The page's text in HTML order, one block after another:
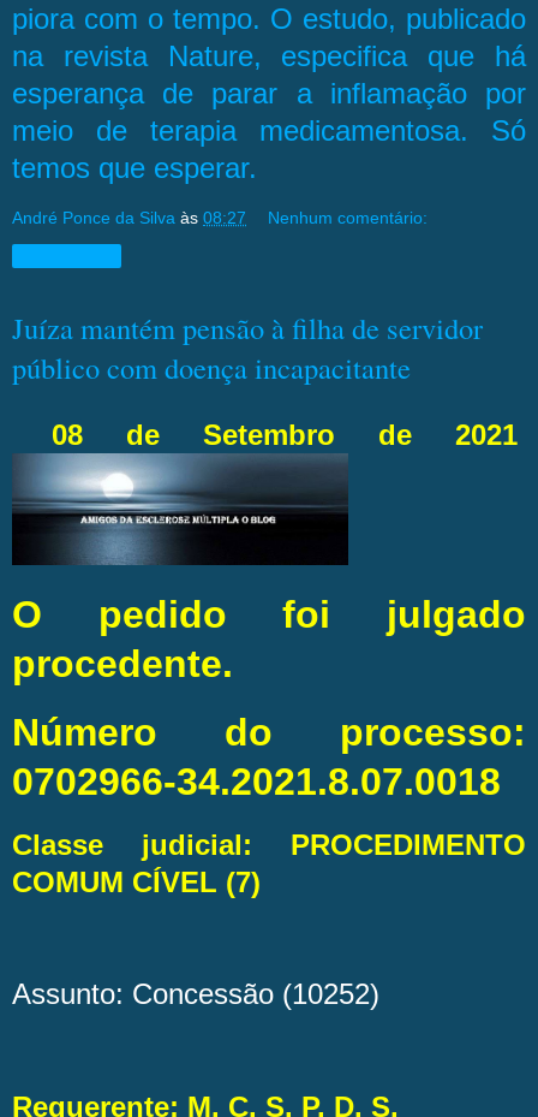
piora com o tempo. O estudo, publicado
na revista Nature, especifica que há
esperança de parar a inflamação por
meio de terapia medicamentosa. Só
temos que esperar.
André Ponce da Silva às 08:27 Nenhum comentário:
Juíza mantém pensão à filha de servidor
público com doença incapacitante
08 de Setembro de 2021
O pedido foi julgado
procedente.
Número do processo:
0702966-34.2021.8.07.0018
Classe judicial: PROCEDIMENTO
COMUM CÍVEL (7)
Assunto: Concessão (10252)
Requerente: M. C. S. P. D. S.